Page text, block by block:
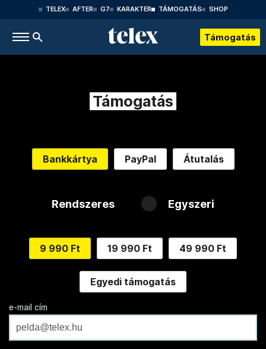
TELEX AFTER G7 KARAKTER TÁMOGATÁS SHOP
Támogatás
Támogatás
Bankkártya PayPal Átutalás
Rendszeres Egyszeri
9 990 Ft 19 990 Ft 49 990 Ft
Egyedi támogatás
e-mail cím